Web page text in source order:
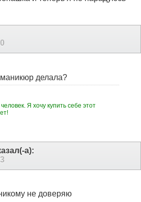
делала?
Я хочу купить себе этот
а):
не доверяю